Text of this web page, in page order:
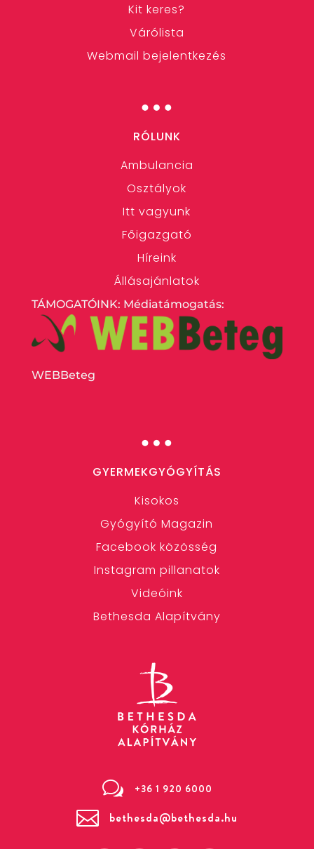
Kit keres?
Várólista
Webmail bejelentkezés
…
RÓLUNK
Ambulancia
Osztályok
Itt vagyunk
Főigazgató
Híreink
Állásajánlatok
TÁMOGATÓINK: Médiatámogatás:
WEBBeteg
…
GYERMEKGYÓGYÍTÁS
Kisokos
Gyógyító Magazin
Facebook közösség
Instagram pillanatok
Videóink
Bethesda Alapítvány
w +36 1 920 6000
 bethesda@bethesda.hu